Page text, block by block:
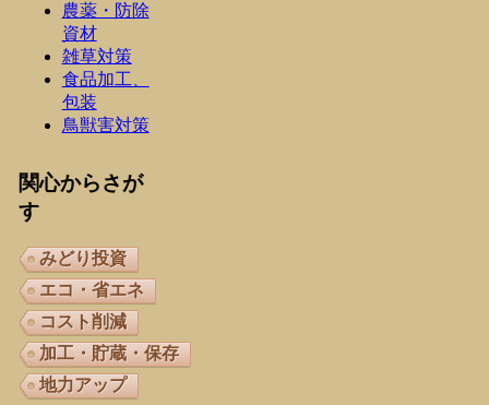
農薬・防除
資材
雑草対策
食品加工、
包装
鳥獣害対策
関心からさが
す
みどり投資
エコ・省エネ
コスト削減
加工・貯蔵・保存
地力アップ